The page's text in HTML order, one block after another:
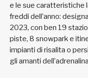
e le sue caratteristiche
freddi dell’anno:
2023, con ben 19
piste, 8 snowpark e
impianti di risalita o
gli amanti